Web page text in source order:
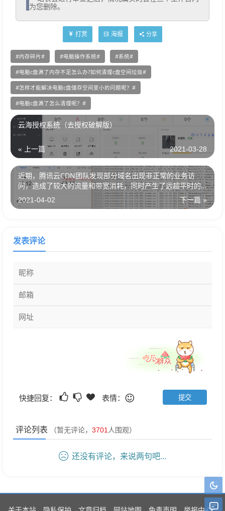
为您删除。
打赏 海报 分享
内存碎片 电脑操作系统 系统
电脑c盘满了内存不足怎么办?如何清理c盘空间垃圾
怎样才能解决电脑c盘储存空间变小的问题呢？
电脑c盘满了怎么清理呢？
云海授权系统（去授权破解版）
« 上一篇 2021-03-28
近期，腾讯云CDN团队发现部分域名出现非正常的业务访
问，造成了较大的流量和带宽消耗，同时产生了远超平时的
高额账单。建议您关注此类情况的 应对措施，避免潜在风
险。
下一篇 »
2021-04-02
发表评论
快捷回复： 表情：
评论列表 （暂无评论， 3701 人围观）
还没有评论，来说两句吧...